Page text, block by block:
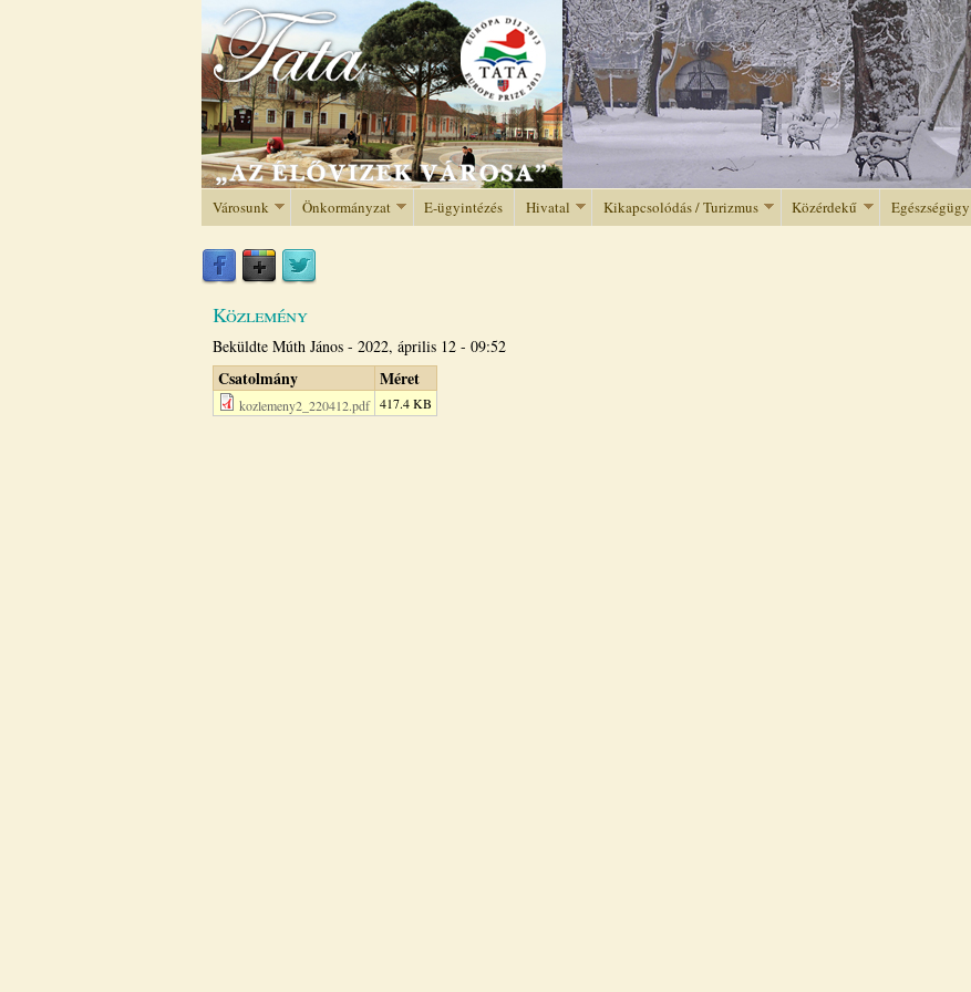
Jump to navigation
Városunk Önkormányzat E-ügyintézés Hivatal Kikapcsolódás / Turizmus Közérdekű Egészségügy
Közlemény
Beküldte Múth János - 2022, április 12 - 09:52
Csatolmány Méret
kozlemeny2_220412.pdf 417.4 KB